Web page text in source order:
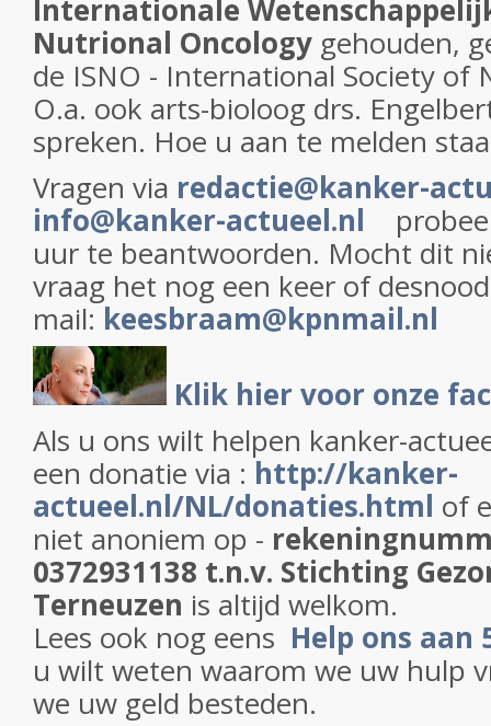
Internationale
Nutrional Oncology gehouden,
de ISNO - International Society of
O.a. ook arts-bioloog drs.
spreken. Hoe u aan te melden
Vragen via redactie@kanker-
info@kanker-actueel.nl
uur te beantwoorden. Mocht dit
vraag het nog een keer of
mail: keesbraam@kpnmail.nl
Klik hier voor onze
Als u ons wilt helpen kanker-
een donatie via : http://kanker-
actueel.nl/NL/donaties.html of
niet anoniem op -
0372931138 t.n.v. Stichting
Terneuzen is altijd welkom.
Lees ook nog eens Help ons
u wilt weten waarom we uw hulp
we uw geld besteden.